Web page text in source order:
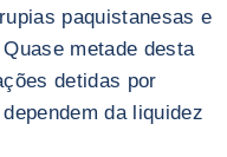
paquistanesas e
metade desta
detidas por
da liquidez